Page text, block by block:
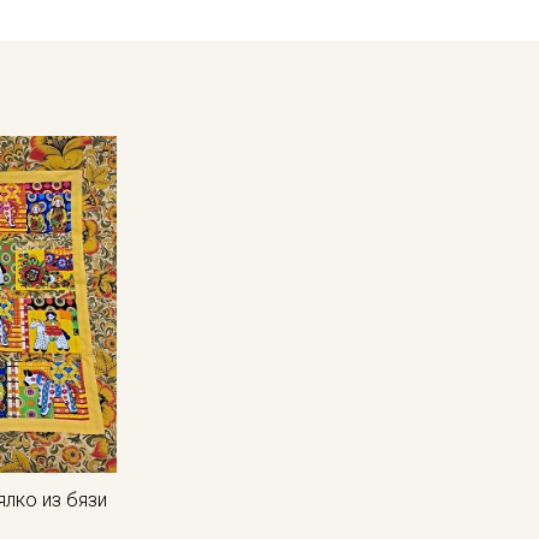
из бязи